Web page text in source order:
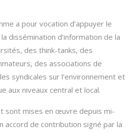
a pour vocation d’appuyer le
dissémination d’information de la
des think-tanks, des
des associations de
syndicales sur l’environnement et
aux niveaux central et local.
sont mises en œuvre depuis mi-
accord de contribution signé par la